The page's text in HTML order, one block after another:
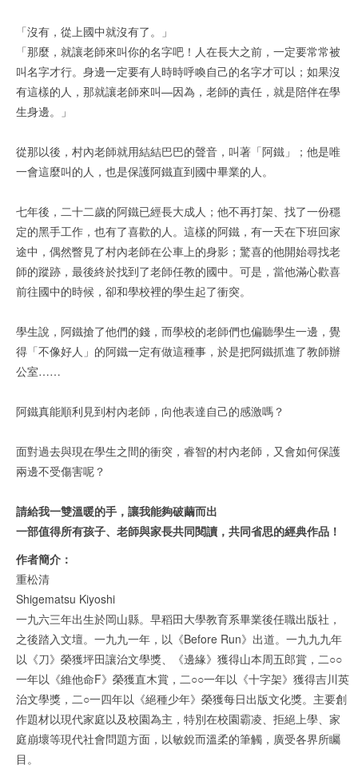
「沒有，從上國中就沒有了。」
「那麼，就讓老師來叫你的名字吧！人在長大之前，一定要常常被
叫名字才行。身邊一定要有人時時呼喚自己的名字才可以；如果沒
有這樣的人，那就讓老師來叫—因為，老師的責任，就是陪伴在學
生身邊。」
從那以後，村內老師就用結結巴巴的聲音，叫著「阿鐵」；他是唯
一會這麼叫的人，也是保護阿鐵直到國中畢業的人。
七年後，二十二歲的阿鐵已經長大成人；他不再打架、找了一份穩
定的黑手工作，也有了喜歡的人。這樣的阿鐵，有一天在下班回家
途中，偶然瞥見了村內老師在公車上的身影；驚喜的他開始尋找老
師的蹤跡，最後終於找到了老師任教的國中。可是，當他滿心歡喜
前往國中的時候，卻和學校裡的學生起了衝突。
學生說，阿鐵搶了他們的錢，而學校的老師們也偏聽學生一邊，覺
得「不像好人」的阿鐵一定有做這種事，於是把阿鐵抓進了教師辦
公室……
阿鐵真能順利見到村內老師，向他表達自己的感激嗎？
面對過去與現在學生之間的衝突，睿智的村內老師，又會如何保護
兩邊不受傷害呢？
請給我一雙溫暖的手，讓我能夠破繭而出
一部值得所有孩子、老師與家長共同閱讀，共同省思的經典作品！
作者簡介：
重松清
Shigematsu Kiyoshi
一九六三年出生於岡山縣。早稻田大學教育系畢業後任職出版社，
之後踏入文壇。一九九一年，以《Before Run》出道。一九九九年
以《刀》榮獲坪田讓治文學獎、《邊緣》獲得山本周五郎賞，二○○
一年以《維他命F》榮獲直木賞，二○○一年以《十字架》獲得吉川英
治文學獎，二○一四年以《絕種少年》榮獲每日出版文化獎。主要創
作題材以現代家庭以及校園為主，特別在校園霸凌、拒絕上學、家
庭崩壞等現代社會問題方面，以敏銳而溫柔的筆觸，廣受各界所矚
目。